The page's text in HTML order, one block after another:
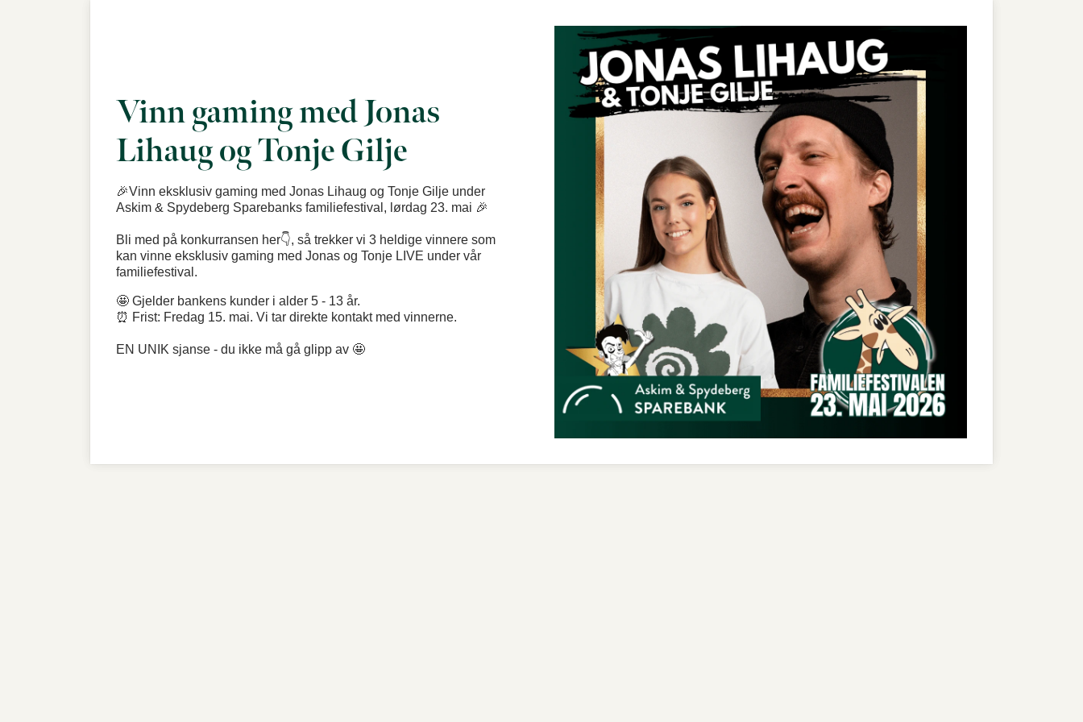
Vinn gaming med Jonas
Lihaug og Tonje Gilje
🎉Vinn eksklusiv gaming med Jonas Lihaug og Tonje Gilje under
Askim & Spydeberg Sparebanks familiefestival, lørdag 23. mai 🎉
Bli med på konkurransen her👇, så trekker vi 3 heldige vinnere som
kan vinne eksklusiv gaming med Jonas og Tonje LIVE under vår
familiefestival.
🤩 Gjelder bankens kunder i alder 5 - 13 år.
⏰ Frist: Fredag 15. mai. Vi tar direkte kontakt med vinnerne.
EN UNIK sjanse - du ikke må gå glipp av 🤩